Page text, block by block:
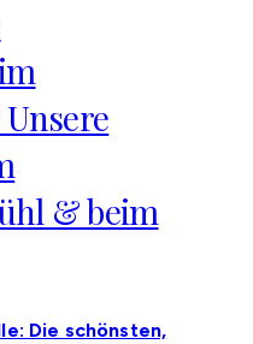
& beim